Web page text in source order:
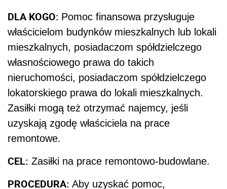
DLA KOGO: Pomoc finansowa przysługuje
właścicielom budynków mieszkalnych lub lokali
mieszkalnych, posiadaczom spółdzielczego
własnościowego prawa do takich
nieruchomości, posiadaczom spółdzielczego
lokatorskiego prawa do lokali mieszkalnych.
Zasiłki mogą też otrzymać najemcy, jeśli
uzyskają zgodę właściciela na prace
remontowe.
CEL: Zasiłki na prace remontowo-budowlane.
PROCEDURA: Aby uzyskać pomoc,